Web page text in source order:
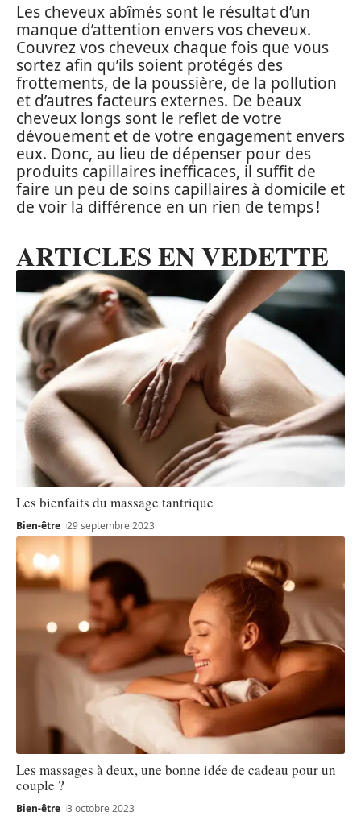
Les cheveux abîmés sont le résultat d’un
manque d’attention envers vos cheveux.
Couvrez vos cheveux chaque fois que vous
sortez afin qu’ils soient protégés des
frottements, de la poussière, de la pollution
et d’autres facteurs externes. De beaux
cheveux longs sont le reflet de votre
dévouement et de votre engagement envers
eux. Donc, au lieu de dépenser pour des
produits capillaires inefficaces, il suffit de
faire un peu de soins capillaires à domicile et
de voir la différence en un rien de temps !
ARTICLES EN VEDETTE
Les bienfaits du massage tantrique
Bien-être 29 septembre 2023
Les massages à deux, une bonne idée de cadeau pour un
couple ?
Bien-être 3 octobre 2023